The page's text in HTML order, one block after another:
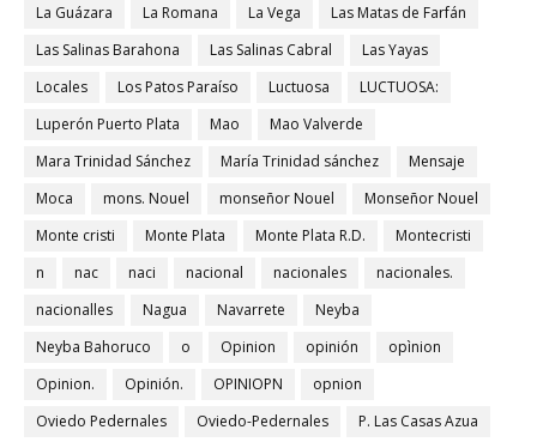
La Guázara
La Romana La Vega
Las Matas de Farfán
Las Salinas Barahona
Las Salinas Cabral
Las Yayas
Locales
Los Patos Paraíso Luctuosa
LUCTUOSA:
Luperón Puerto Plata
Mao
Mao Valverde
Mara Trinidad Sánchez
María Trinidad sánchez
Mensaje
Moca
mons. Nouel monseñor Nouel
Monseñor Nouel
Monte cristi
Monte Plata Monte Plata R.D.
Montecristi
n
nac naci nacional nacionales
nacionales.
nacionalles
Nagua Navarrete
Neyba
Neyba Bahoruco
o Opinion opinión
opìnion
Opinion.
Opinión. OPINIOPN
opnion
Oviedo Pedernales
Oviedo-Pedernales
P. Las Casas Azua